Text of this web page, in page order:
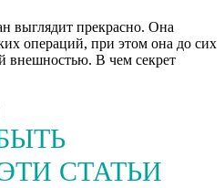
выглядит прекрасно. Она
операций, при этом она до сих
внешностью. В чем секрет
СТАТЬИ